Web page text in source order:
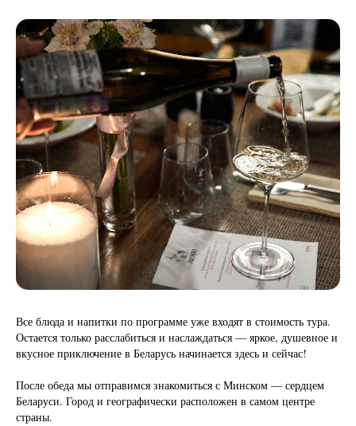
Все блюда и напитки по программе уже входят в стоимость тура.
Остается только расслабиться и наслаждаться — яркое, душевное и
вкусное приключение в Беларусь начинается здесь и сейчас!
После обеда мы отправимся знакомиться с Минском — сердцем
Беларуси. Город и географически расположен в самом центре
страны.